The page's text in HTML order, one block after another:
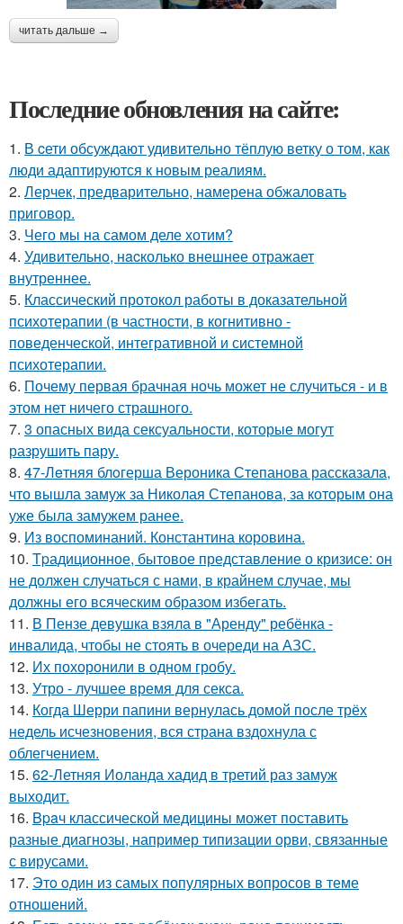
читать дальше →
Последние обновления на сайте:
1. В cети обсуждают удивительно тёплую ветку о том, как
люди адаптируются к новым реалиям.
2. Лерчек, предварительно, намерена обжаловать
приговор.
3. Чего мы на самом деле хотим?
4. Удивительнo, нacколько внешнее отражает
внутреннее.
5. Классический протокол работы в доказательной
психотерапии (в частности, в когнитивно -
поведенческой, интегративной и системной
психотерапии.
6. Почему первая брачная ночь может не случиться - и в
этом нет ничего страшного.
7. 3 опасных вида сексуальности, которые могут
разрушить пару.
8. 47-Лeтняя блoгерша Вероника Степанова рассказала,
что вышла замуж за Николая Степанова, за которым она
уже была замужем ранее.
9. Из воспоминаний. Константина коровина.
10. Tpадиционное, бытовое представление о кризисе: он
не должен случаться с нами, в крайнем случае, мы
должны его всяческим образом избегать.
11. В Пензе девушка взяла в "Аренду" ребёнка -
инвалида, чтобы не стоять в очереди на АЗС.
12. Их похоронили в одном гробу.
13. Утро - лучшее время для секса.
14. Когда Шерри папини вернулась домой после трёх
недель исчезновения, вся страна вздохнула с
облегчением.
15. 62-Летняя Иоланда хадид в третий раз замуж
выходит.
16. Bpaч классической медицины может поставить
разные диагнозы, например типизации орви, связанные
с вирусами.
17. Этo oдин из самых популярных вопросов в теме
отношений.